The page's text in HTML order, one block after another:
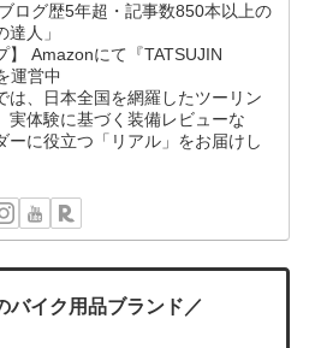
ブログ歴5年超・記事数850本以上の
達人」
】 Amazonにて『TATSUJIN
運営中
は、日本全国を網羅したツーリン
実体験に基づく装備レビューな
ーに役立つ「リアル」をお届けし
バイク用品ブランド／